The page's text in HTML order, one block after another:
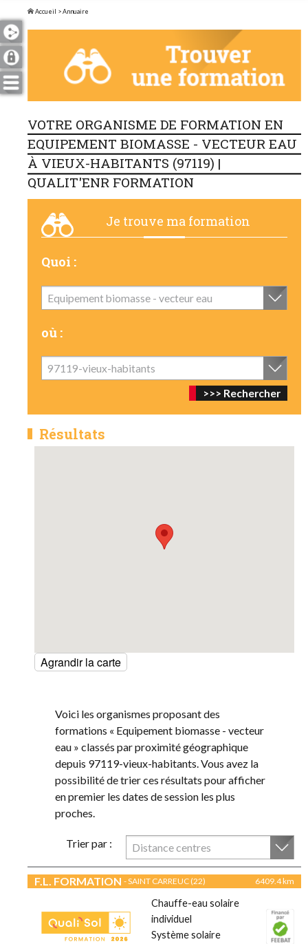
Accueil > Annuaire
VOTRE ORGANISME DE FORMATION EN
EQUIPEMENT BIOMASSE - VECTEUR EAU
À VIEUX-HABITANTS (97119) |
QUALIT'ENR FORMATION
Je trouve ma formation
Quoi :
Equipement biomasse - vecteur eau
où :
97119-vieux-habitants
Résultats
Agrandir la carte
Voici les organismes proposant des
formations « Equipement biomasse - vecteur
eau » classés par proximité géographique
depuis 97119-vieux-habitants. Vous avez la
possibilité de trier ces résultats pour afficher
en premier les dates de session les plus
proches.
Trier par : Distance centres
F.L. FORMATION - SAINT CARREUC (22) 6409.4 km
Chauffe-eau solaire
individuel
Système solaire